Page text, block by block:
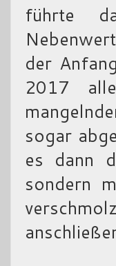
führte
der
2017
sogar
es dann
sondern